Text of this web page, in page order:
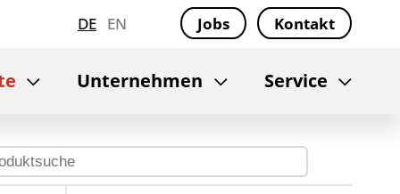
DE EN Jobs Kontakt
Unternehmen Service